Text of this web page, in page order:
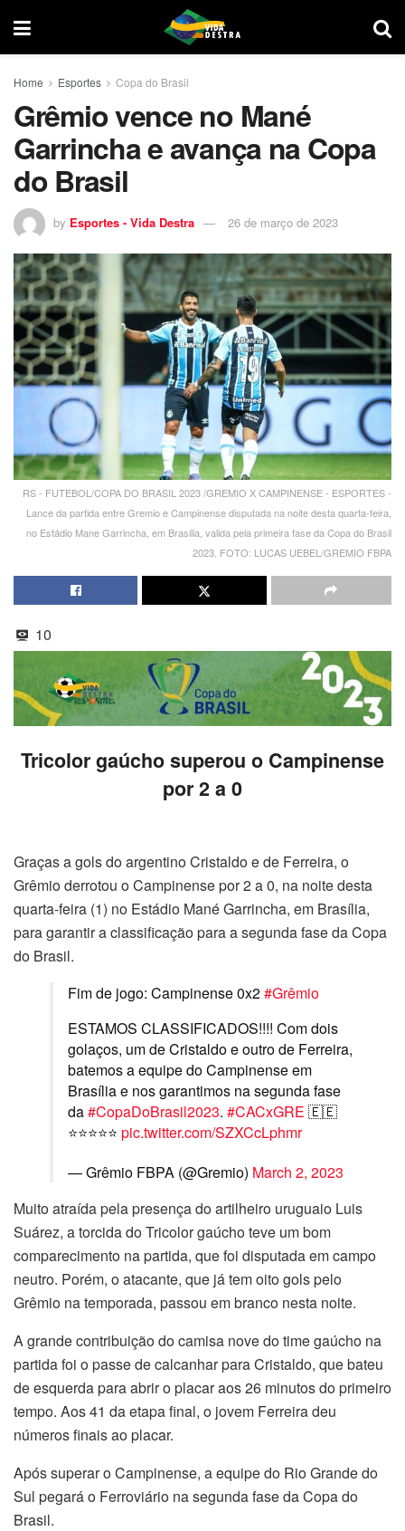
Home Esportes Copa do Brasil
Grêmio vence no Mané
Garrincha e avança na Copa
do Brasil
by Esportes - Vida Destra 26 de março de 2023
RS - FUTEBOL/COPA DO BRASIL 2023 /GREMIO X CAMPINENSE - ESPORTES -
Lance da partida entre Gremio e Campinense disputada na noite desta quarta-feira,
no Estádio Mane Garrincha, em Brasilia, valida pela primeira fase da Copa do Brasil
2023. FOTO: LUCAS UEBEL/GREMIO FBPA
10
Tricolor gaúcho superou o Campinense
por 2 a 0
Graças a gols do argentino Cristaldo e de Ferreira, o
Grêmio derrotou o Campinense por 2 a 0, na noite desta
quarta-feira (1) no Estádio Mané Garrincha, em Brasília,
para garantir a classificação para a segunda fase da Copa
do Brasil.
Fim de jogo: Campinense 0x2#Grêmio
ESTAMOS CLASSIFICADOS!!!! Com dois
golaços, um de Cristaldo e outro de Ferreira,
batemos a equipe do Campinense em
Brasília e nos garantimos na segunda fase
da#CopaDoBrasil2023. #CACxGRE 🇪🇪
⭐️⭐️⭐️⭐️⭐️ pic.twitter.com/SZXCcLphmr
— Grêmio FBPA (@Gremio) March 2, 2023
Muito atraída pela presença do artilheiro uruguaio Luis
Suárez, a torcida do Tricolor gaúcho teve um bom
comparecimento na partida, que foi disputada em campo
neutro. Porém, o atacante, que já tem oito gols pelo
Grêmio na temporada, passou em branco nesta noite.
A grande contribuição do camisa nove do time gaúcho na
partida foi o passe de calcanhar para Cristaldo, que bateu
de esquerda para abrir o placar aos 26 minutos do primeiro
tempo. Aos 41 da etapa final, o jovem Ferreira deu
números finais ao placar.
Após superar o Campinense, a equipe do Rio Grande do
Sul pegará o Ferroviário na segunda fase da Copa do
Brasil.